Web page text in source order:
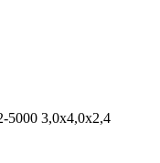
3,0х4,0х2,4